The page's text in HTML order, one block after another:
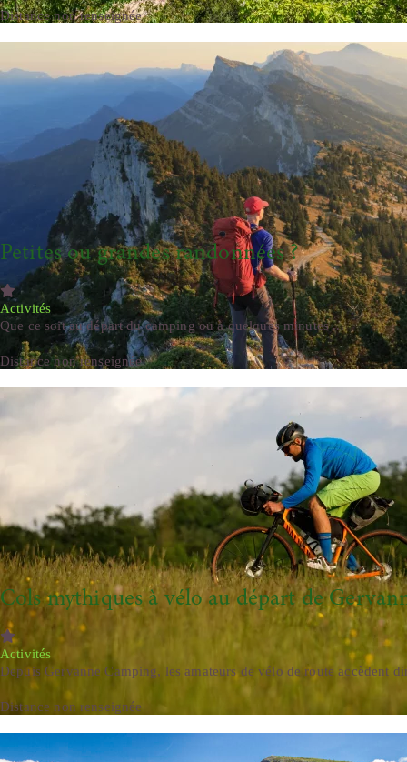
Distance non renseignée
Petites ou grandes randonnées ?
Activités
Que ce soit au départ du camping ou à quelques minutes ...
Distance non renseignée
Cols mythiques à vélo au départ de
Activités
Depuis Gervanne Camping, les amateurs de vélo de route accèdent
Distance non renseignée